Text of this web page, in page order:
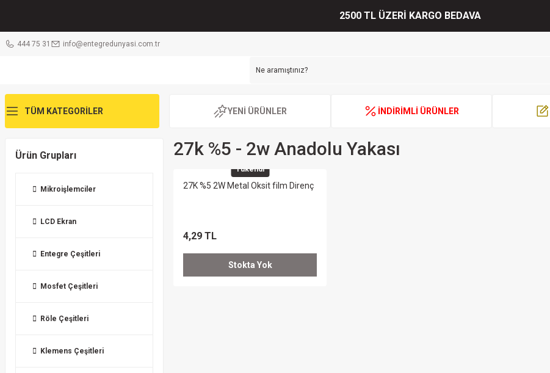
2500 TL ÜZERİ KARGO BEDAVA
444 75 31 info@entegredunyasi.com.tr
TÜM KATEGORİLER YENİ ÜRÜNLER İNDİRİMLİ ÜRÜNLER
Ürün Grupları
Mikroişlemciler
LCD Ekran
Entegre Çeşitleri
Mosfet Çeşitleri
Röle Çeşitleri
Klemens Çeşitleri
27k %5 - 2w Anadolu Yakası
Tükendi
27K %5 2W Metal Oksit film Direnç
4,29 TL
Stokta Yok